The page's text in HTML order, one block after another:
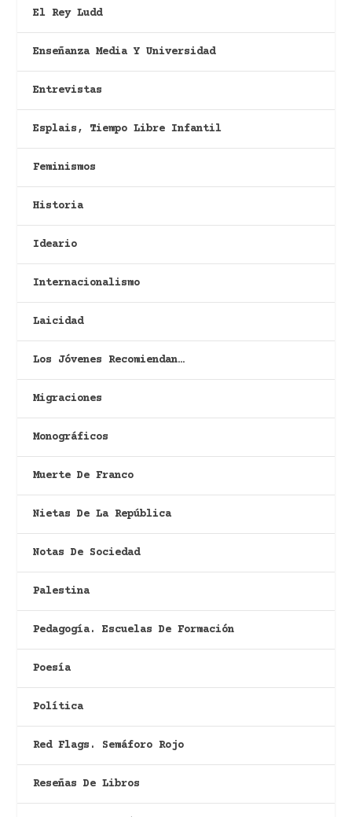
El Rey Ludd
Enseñanza Media Y Universidad
Entrevistas
Esplais, Tiempo Libre Infantil
Feminismos
Historia
Ideario
Internacionalismo
Laicidad
Los Jóvenes Recomiendan…
Migraciones
Monográficos
Muerte De Franco
Nietas De La República
Notas De Sociedad
Palestina
Pedagogía. Escuelas De Formación
Poesía
Política
Red Flags. Semáforo Rojo
Reseñas De Libros